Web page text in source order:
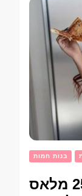
בנות חמות
אמנדה ניקול מרטין, בת 25 מלאס